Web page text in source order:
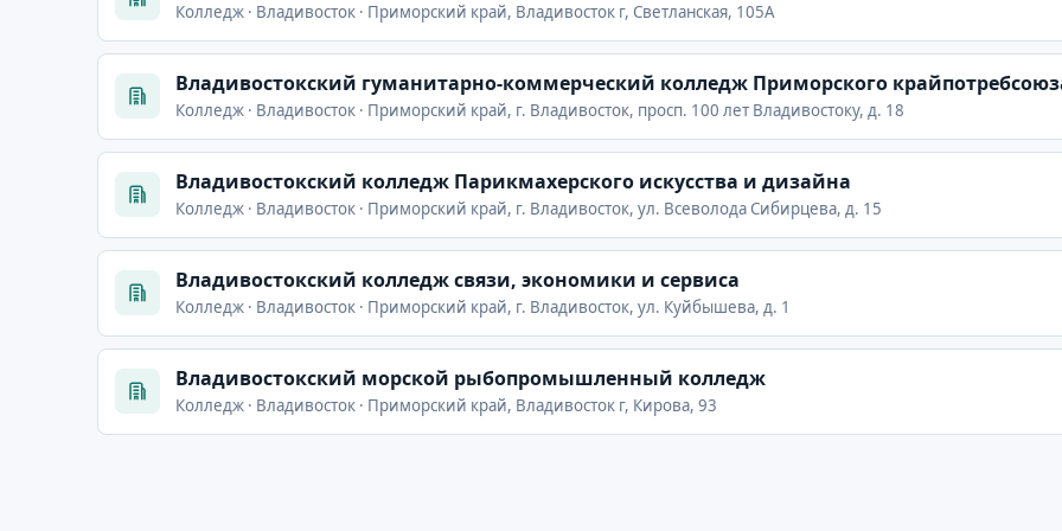
Колледж · Владивосток · Приморский край, Владивосток г, Светланская, 105А
Владивостокский гуманитарно-коммерческий колледж Приморского
Колледж · Владивосток · Приморский край, г. Владивосток, просп. 100 лет Владивостоку, д. 18
Владивостокский колледж Парикмахерского искусства и дизайна
Колледж · Владивосток · Приморский край, г. Владивосток, ул. Всеволода Сибирцева, д. 15
Владивостокский колледж связи, экономики и сервиса
Колледж · Владивосток · Приморский край, г. Владивосток, ул. Куйбышева, д. 1
Владивостокский морской рыбопромышленный колледж
Колледж · Владивосток · Приморский край, Владивосток г, Кирова, 93